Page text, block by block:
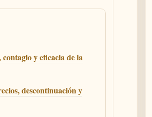
y eficacia de la
descontinuación y